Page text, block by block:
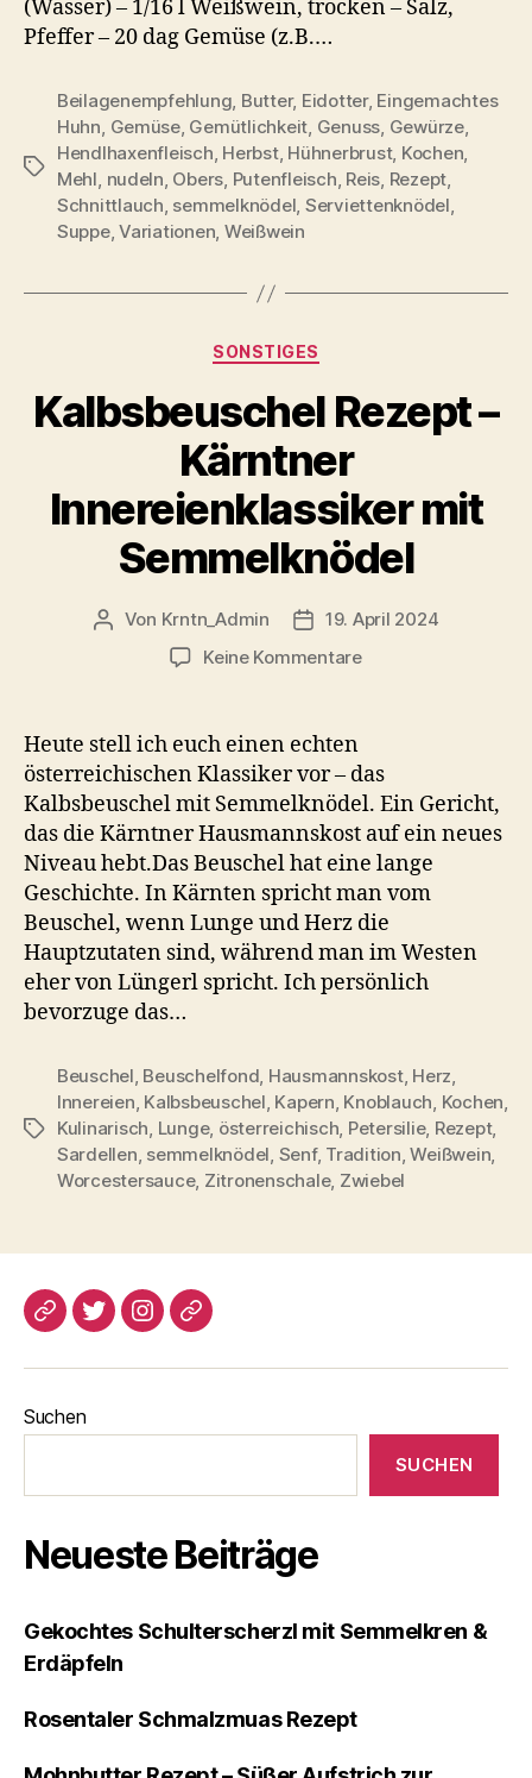
(Wasser) – 1/16 l Weißwein, trocken – Salz,
Pfeffer – 20 dag Gemüse (z.B.…
Schlagwörter
Beilagenempfehlung, Butter, Eidotter, Eingemachtes
Huhn, Gemüse, Gemütlichkeit, Genuss, Gewürze,
Hendlhaxenfleisch, Herbst, Hühnerbrust, Kochen,
Mehl, nudeln, Obers, Putenfleisch, Reis, Rezept,
Schnittlauch, semmelknödel, Serviettenknödel,
Suppe,Variationen, Weißwein
Kategorien
SONSTIGES
Kalbsbeuschel Rezept –
Kärntner
Innereienklassiker mit
Semmelknödel
Beitragsautor
Von Krntn_Admin Veröffentlichungsdatum
19. April 2024
Keine Kommentarezu
Kärntner
Innereienklassiker
mit
Semmelknödel
Heute stell ich euch einen echten
österreichischen Klassiker vor – das
Kalbsbeuschel mit Semmelknödel. Ein Gericht,
das die Kärntner Hausmannskost auf ein neues
Niveau hebt.Das Beuschel hat eine lange
Geschichte. In Kärnten spricht man vom
Beuschel, wenn Lunge und Herz die
Hauptzutaten sind, während man im Westen
eher von Lüngerl spricht. Ich persönlich
bevorzuge das…
Schlagwörter
Beuschel, Beuschelfond, Hausmannskost, Herz,
Innereien, Kalbsbeuschel, Kapern, Knoblauch, Kochen,
Kulinarisch, Lunge, österreichisch, Petersilie, Rezept,
Sardellen, semmelknödel, Senf, Tradition,Weißwein,
Worcestersauce, Zitronenschale, Zwiebel
blogspotTwitterInstagramPinterest
Suchen
SUCHEN
Neueste Beiträge
Gekochtes Schulterscherzl mit Semmelkren &
Erdäpfeln
Rosentaler Schmalzmuas Rezept